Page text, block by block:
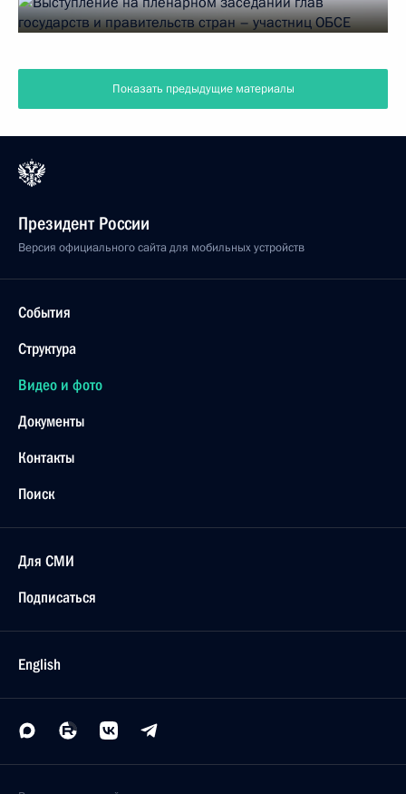
Показать предыдущие материалы
Президент России
Версия официального сайта для мобильных устройств
События
Структура
Видео и фото
Документы
Контакты
Поиск
Для СМИ
Подписаться
English